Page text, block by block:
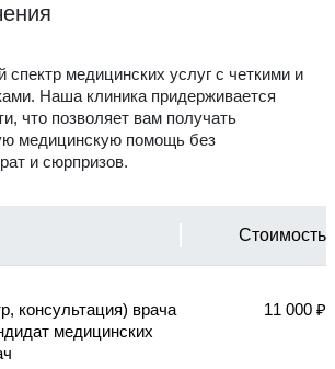
медицинских услуг с четкими и
Наша клиника придерживается
что позволяет вам получать
медицинскую помощь без
и сюрпризов.
Стоимость
консультация) врача
медицинских
11 000 ₽